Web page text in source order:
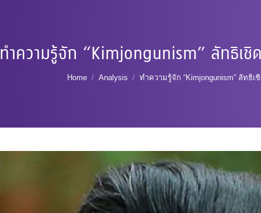
ทำความรู้จัก “Kimjongunism” ลัทธิเชิ
You are here:
Home Analysis ทำความรู้จัก “Kimjongunism” ลัทธิ